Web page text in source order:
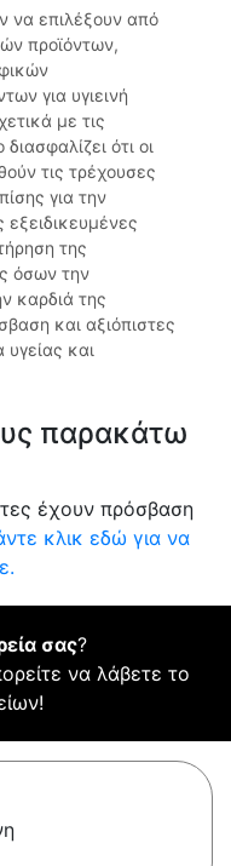
να επιλέξουν από
προϊόντων,
για υγιεινή
με τις
ότι οι
τις τρέχουσες
για την
εξειδικευμένες
της
όσων την
καρδιά της
και αξιόπιστες
υγείας και
παρακάτω
έχουν πρόσβαση
κλικ εδώ για να
σας?
να λάβετε το